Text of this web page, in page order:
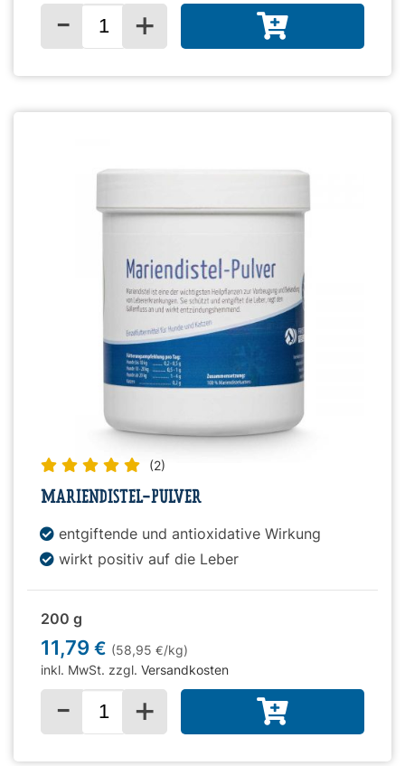
- +
(2)
MARIENDISTEL-PULVER
entgiftende und antioxidative Wirkung
wirkt positiv auf die Leber
200 g
11,79 € (58,95 €/kg)
inkl. MwSt. zzgl. Versandkosten
- +